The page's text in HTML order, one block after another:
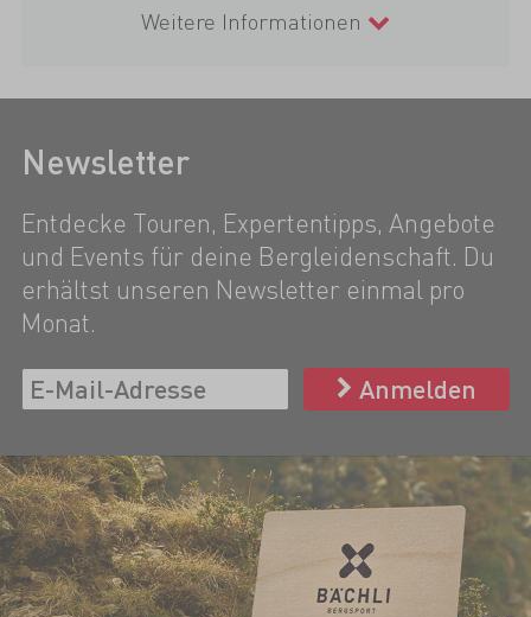
Weitere Informationen
Newsletter
Entdecke Touren, Expertentipps, Angebote
und Events für deine Bergleidenschaft. Du
erhältst unseren Newsletter einmal pro
Monat.
Anmelden